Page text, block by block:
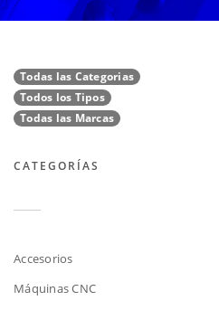
Todas las Categorias
Todos los Tipos
Todas las Marcas
CATEGORÍAS
Accesorios
Máquinas CNC